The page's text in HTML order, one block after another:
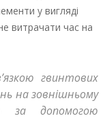
у вигляді
витрачати час на
гвинтових
на зовнішньому
за допомогою